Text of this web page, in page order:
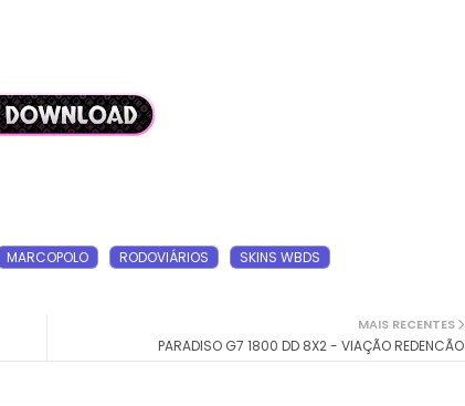
MARCOPOLO RODOVIÁRIOS
SKINS WBDS
MAIS RECENTES
PARADISO G7 1800 DD 8X2 - VIAÇÃO REDENCÃO